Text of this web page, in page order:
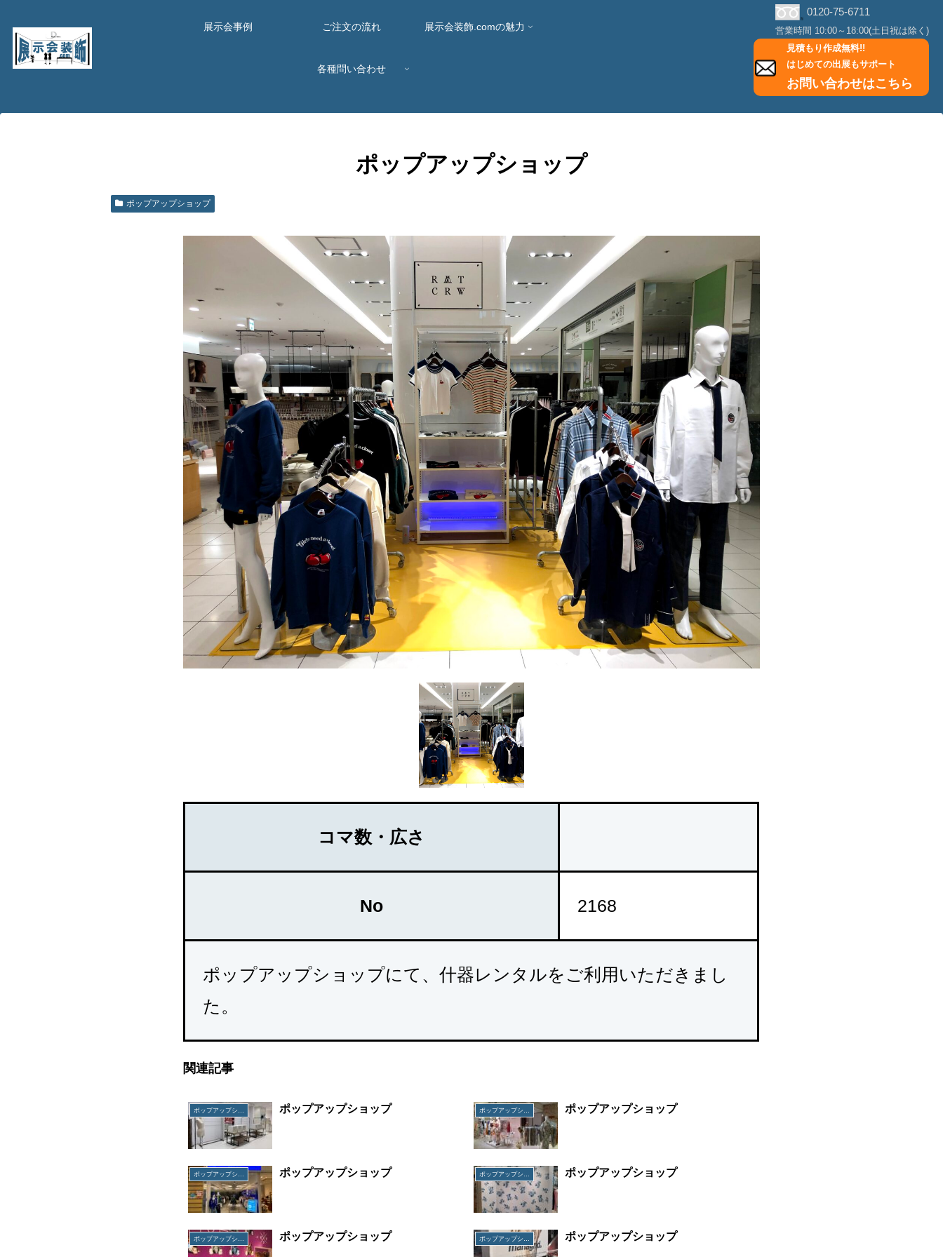
展示会事例 ご注文の流れ 展示会装飾.comの魅力
各種問い合わせ
0120-75-6711
営業時間 10:00～18:00(土日祝は除く)
見積もり作成無料!!
はじめての出展もサポート
お問い合わせはこちら
ポップアップショップ
ポップアップショップ
コマ数・広さ
No 2168
ポップアップショップにて、什器レンタルをご利用いただきまし
た。
関連記事
ポップアップショップ ポップアップショップ
ポップアップショップ ポップアップショップ ポップアップショップ ポップアップショップ
ポップアップショップ ポップアップショップ